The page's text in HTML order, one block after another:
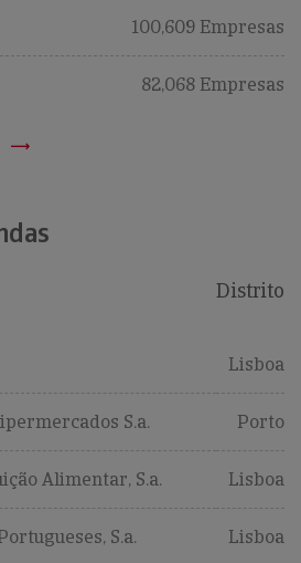
100,609 Empresas
82,068 Empresas
Distrito
Lisboa
S.a. Porto
Alimentar, S.a. Lisboa
S.a. Lisboa